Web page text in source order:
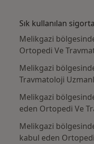
Sık kullanılan
Melikgazi
Ortopedi Ve
Melikgazi
Travmatoloji
Melikgazi
eden Ortopedi Ve
Melikgazi
kabul eden